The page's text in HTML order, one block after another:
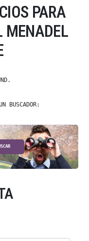
PARA
MENADEL
BUSCADOR: